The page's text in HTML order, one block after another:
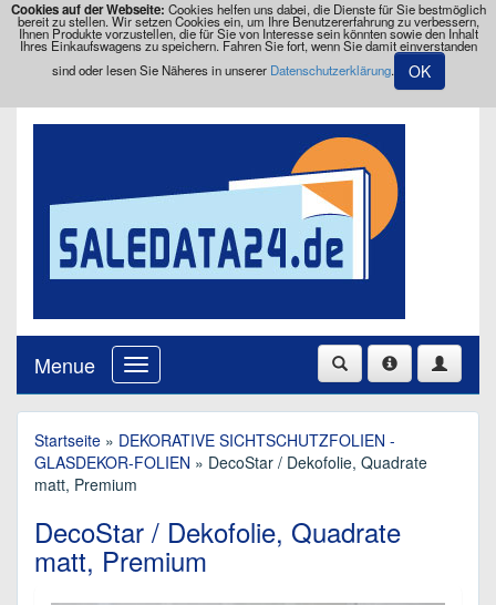
Cookies auf der Webseite: Cookies helfen uns dabei, die Dienste für Sie bestmöglich
bereit zu stellen. Wir setzen Cookies ein, um Ihre Benutzererfahrung zu verbessern,
Ihnen Produkte vorzustellen, die für Sie von Interesse sein könnten sowie den Inhalt
Ihres Einkaufswagens zu speichern. Fahren Sie fort, wenn Sie damit einverstanden
sind oder lesen Sie Näheres in unserer Datenschutzerklärung. OK
Menue
Startseite » DEKORATIVE SICHTSCHUTZFOLIEN -
GLASDEKOR-FOLIEN » DecoStar / Dekofolie, Quadrate
matt, Premium
DecoStar / Dekofolie, Quadrate
matt, Premium